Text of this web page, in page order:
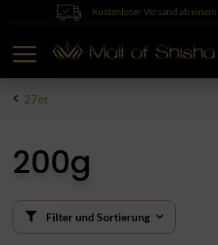
Kostenloser Versand ab
27er
200g
Filter und Sortierung